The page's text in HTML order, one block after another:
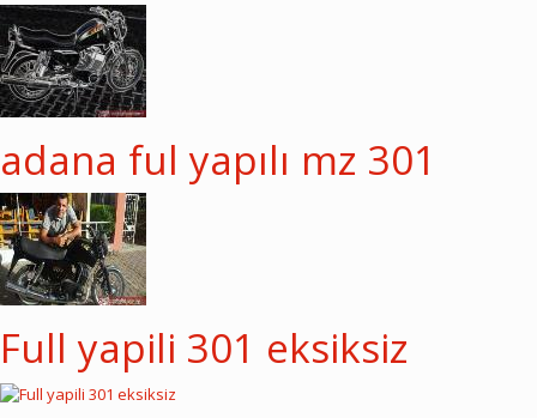
adana ful yapılı mz 301
Full yapili 301 eksiksiz